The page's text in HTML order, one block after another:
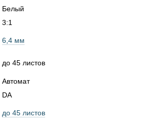
Белый
3:1
6,4 мм
до 45 листов
Автомат
DA
до 45 листов